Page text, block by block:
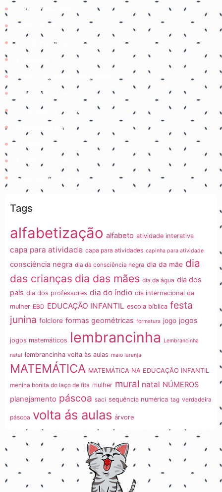
Tudo é pedagógico
Balão de Ideias
Prof Roh Pedroso
Professora Rebeca Neumann
Jogos educativos
Coisinhas da Tia Cal
@ProfessoraGii
Professora Lisiê
Ensinando com amor
Tags
alfabetização alfabeto atividade interativa
capa para atividade capa para atividades capinha para atividade
consciência negra dia da consciência negra dia da mãe dia
das crianças dia das mães dia da água dia dos
pais dia dos professores dia do índio dia internacional da
mulher EBD EDUCAÇÃO INFANTIL escola bíblica festa
junina folclore formas geométricas formatura jogo jogos
jogos matemáticos lembrancinha Lembrancinha
natal lembrancinha volta às aulas maio laranja
MATEMÁTICA MATEMÁTICA NA EDUCAÇÃO INFANTIL
menina bonita do laço de fita mulher mural natal NÚMEROS
planejamento páscoa saci sequência numérica tag verdadeira
páscoa volta ás aulas árvore